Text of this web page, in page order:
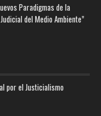
Paradigmas de la
del Medio Ambiente”
por el Justicialismo